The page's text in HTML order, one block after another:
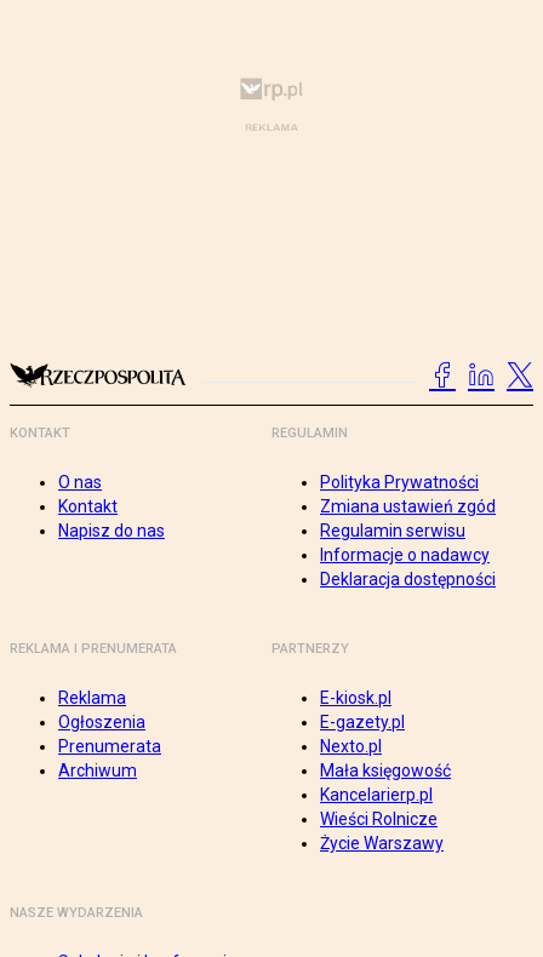
KONTAKT
O nas
Kontakt
Napisz do nas
REGULAMIN
Polityka Prywatności
Zmiana ustawień zgód
Regulamin serwisu
Informacje o nadawcy
Deklaracja dostępności
REKLAMA I PRENUMERATA
Reklama
Ogłoszenia
Prenumerata
Archiwum
PARTNERZY
E-kiosk.pl
E-gazety.pl
Nexto.pl
Mała księgowość
Kancelarierp.pl
Wieści Rolnicze
Życie Warszawy
NASZE WYDARZENIA